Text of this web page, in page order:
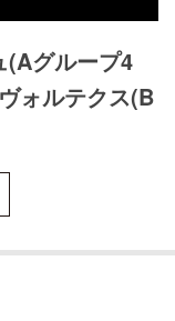
(Aグループ4
ォルテクス(B